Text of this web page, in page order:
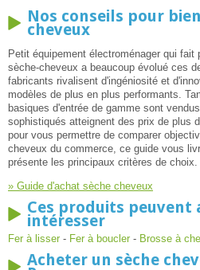
Nos conseils pour
cheveux
Petit équipement électroménager qui fait
sèche-cheveux a beaucoup évolué ces
fabricants rivalisent d'ingéniosité et
modèles de plus en plus performants.
basiques d'entrée de gamme sont
sophistiqués atteignent des prix de plus
pour vous permettre de comparer
cheveux du commerce, ce guide vous
présente les principaux critères de choix.
» Guide d'achat sèche cheveux
Ces produits peuvent
intéresser
Fer à lisser - Fer à boucler - Brosse à
Acheter un sèche